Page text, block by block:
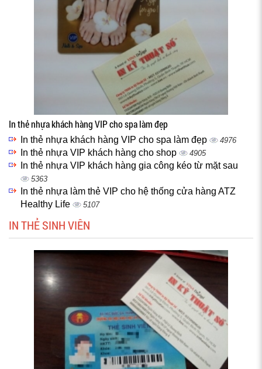
In thẻ nhựa khách hàng VIP cho spa làm đẹp
In thẻ nhựa khách hàng VIP cho spa làm đẹp 4976
In thẻ nhựa VIP khách hàng cho shop 4905
In thẻ nhựa VIP khách hàng gia công kéo từ mặt sau
5363
In thẻ nhựa làm thẻ VIP cho hệ thống cửa hàng ATZ
Healthy Life
5107
IN THẺ SINH VIÊN